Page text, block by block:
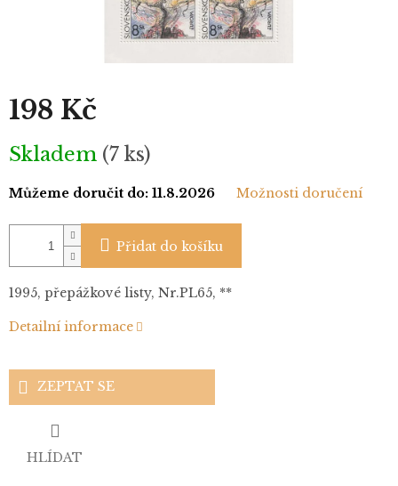
198 Kč
Měrná
cena:
Skladem (7 ks)
Můžeme doručit do: 11.8.2026 Možnosti doručení
Přidat do košíku
1995, přepážkové listy, Nr.PL65, **
Detailní informace
ZEPTAT SE
HLÍDAT